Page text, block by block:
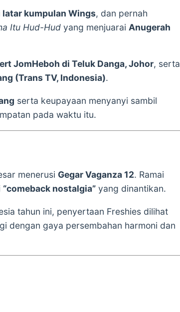
latar kumpulan Wings, dan pernah
Itu Hud-Hud yang menjuarai Anugerah
JomHeboh di Teluk Danga, Johor, serta
(Trans TV, Indonesia).
serta keupayaan menyanyi sambil
pada waktu itu.
menerusi Gegar Vaganza 12. Ramai
“comeback nostalgia” yang dinantikan.
tahun ini, penyertaan Freshies dilihat
dengan gaya persembahan harmoni dan